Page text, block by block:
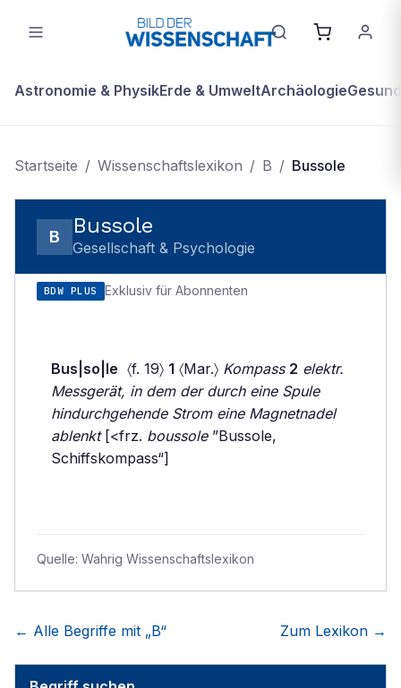
Astronomie & PhysikErde & UmweltArchäologie
Startseite / Wissenschaftslexikon / B / Bussole
B Bussole
Gesellschaft & Psychologie
BDW PLUS Exklusiv für Abonnenten
Bus|so|le 〈f. 19〉 1 〈Mar.〉 Kompass 2 elektr.
Messgerät, in dem der durch eine Spule
hindurchgehende Strom eine Magnetnadel
ablenkt[<frz. boussole”Bussole,
Schiffskompass“]
Quelle: Wahrig Wissenschaftslexikon
← Alle Begriffe mit „B“ Zum Lexikon →